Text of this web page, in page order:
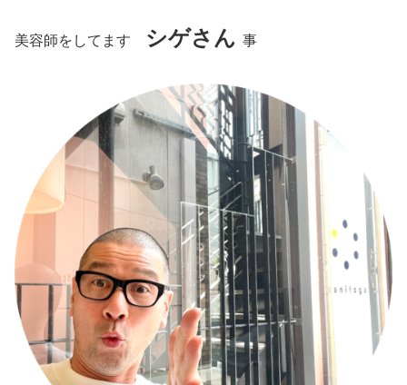
美容師をしてます シゲさん 事